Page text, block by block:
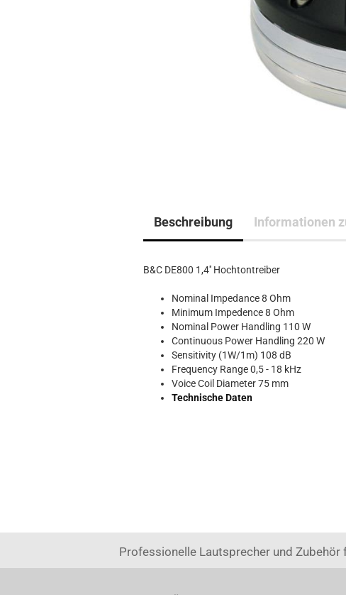
Beschreibung Informationen
B&C DE800 1,4'' Hochtontreiber
Nominal Impedance 8 Ohm
Minimum Impedence 8 Ohm
Nominal Power Handling 110 W
Continuous Power Handling 220 W
Sensitivity (1W/1m) 108 dB
Frequency Range 0,5 - 18 kHz
Voice Coil Diameter 75 mm
Technische Daten
Professionelle Lautsprecher und Zubehör